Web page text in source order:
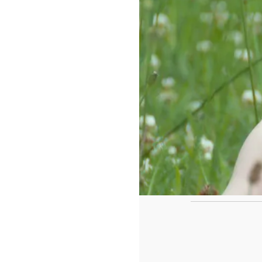
https://
Le casse tête de fin de